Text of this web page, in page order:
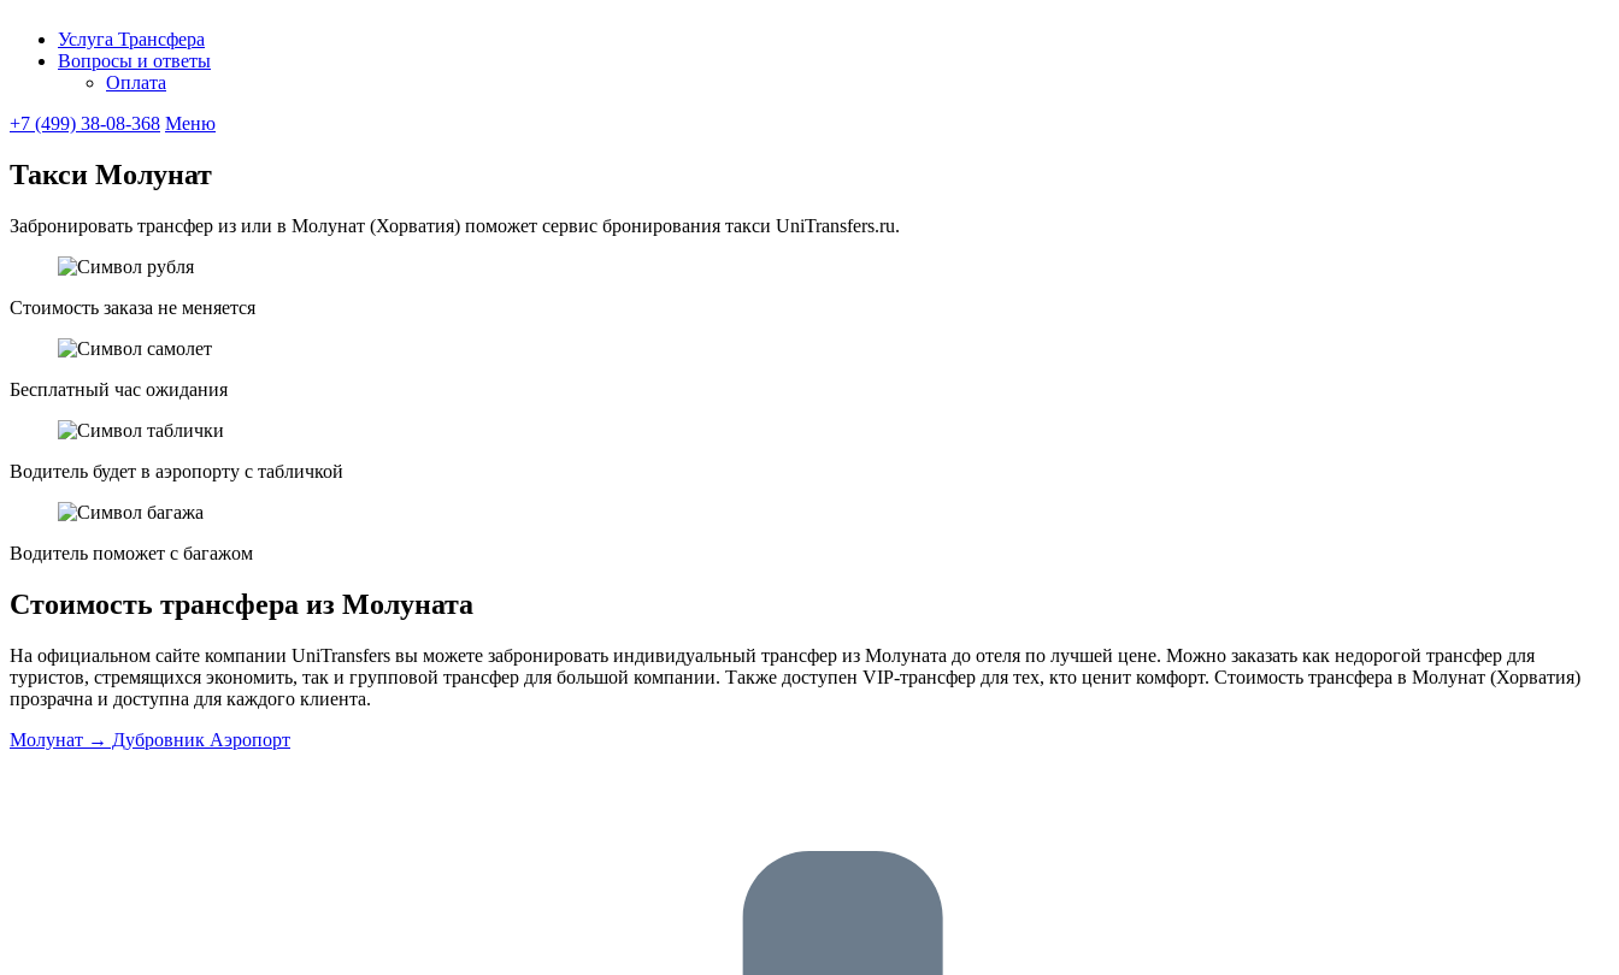
UniTransfers
Услуга Трансфера
Вопросы и ответы
Оплата
+7 (499) 38-08-368 Меню
Такси Молунат
Забронировать трансфер из или в Молунат (Хорватия) поможет сервис бронирования такси UniTransfers.ru.
Стоимость заказа не меняется
Бесплатный час ожидания
Водитель будет в аэропорту с табличкой
Водитель поможет с багажом
Стоимость трансфера из Молуната
На официальном сайте компании UniTransfers вы можете забронировать индивидуальный трансфер из Молуната до отеля по лучшей цене. Можно заказать как недорогой трансфер для
туристов, стремящихся экономить, так и групповой трансфер для большой компании. Также доступен VIP-трансфер для тех, кто ценит комфорт. Стоимость трансфера в Молунат (Хорватия)
прозрачна и доступна для каждого клиента.
Молунат → Дубровник Аэропорт